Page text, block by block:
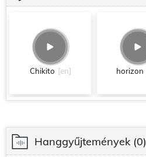
Chikito [en] horizon
Hanggyűjtemények (0)